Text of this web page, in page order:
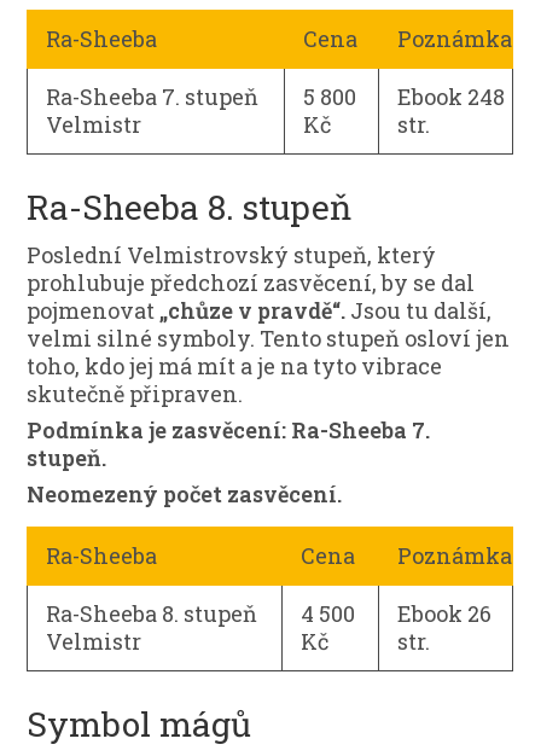
Ra-Sheeba Cena
Poznámka
Ra-Sheeba 7. stupeň
Velmistr
5 800
Kč
Ebook 248
str.
Ra-Sheeba 8. stupeň
Poslední Velmistrovský stupeň, který
prohlubuje předchozí zasvěcení, by se dal
pojmenovat „chůze v pravdě“. Jsou tu další,
velmi silné symboly. Tento stupeň osloví jen
toho, kdo jej má mít a je na tyto vibrace
skutečně připraven.
Podmínka je zasvěcení: Ra-Sheeba 7.
stupeň.
Neomezený počet zasvěcení.
Ra-Sheeba Cena
Poznámka
Ra-Sheeba 8. stupeň
Velmistr
4 500
Kč
Ebook 26
str.
Symbol mágů